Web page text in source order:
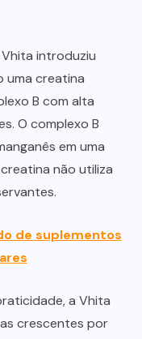
introduziu
uma creatina
B com alta
O complexo B
em uma
não utiliza
de suplementos
a Vhita
crescentes por